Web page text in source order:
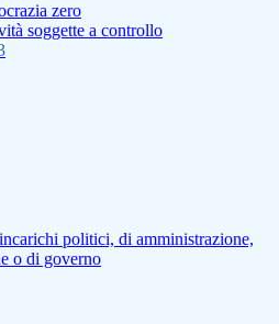
zero
soggette a controllo
politici, di amministrazione,
o di governo